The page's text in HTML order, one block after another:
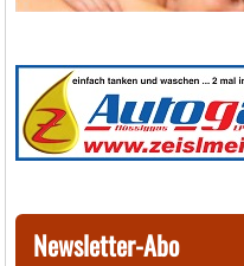
Newsletter-Abo